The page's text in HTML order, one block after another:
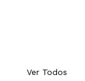
Ver Todos